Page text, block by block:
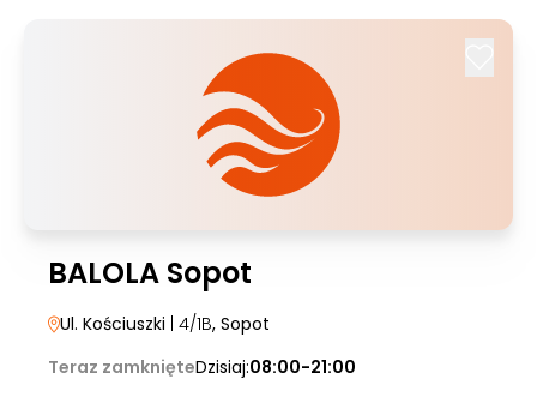
BALOLA Sopot
Ul. Kościuszki | 4/1B, Sopot
Teraz zamknięteDzisiaj:08:00-21:00